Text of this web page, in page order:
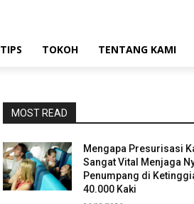
TIPS TOKOH TENTANG KAMI
MOST READ
Mengapa Presurisasi
Sangat Vital Menjaga
Penumpang di
40.000 Kaki